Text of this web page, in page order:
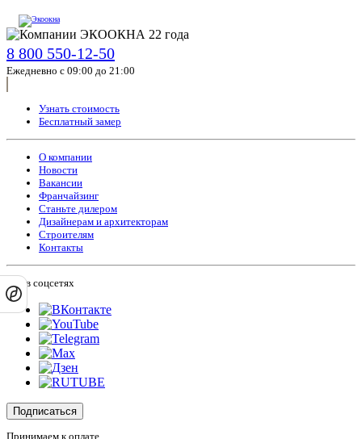
8 800 550-12-50
Ежедневно с 09:00 до 21:00
Узнать стоимость
Бесплатный замер
О компании
Новости
Вакансии
Франчайзинг
Станьте дилером
Дизайнерам и архитекторам
Строителям
Контакты
Мы в соцсетях
Подписаться
Принимаем к оплате